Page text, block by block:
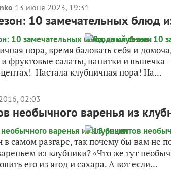
13 июня 2023, 19:31
10 замечательных блюд
пора, время баловать себя и
фруктовые салаты, напитки и
Настала клубничная пора! На...
02:03
необычного варенья из
в самом разгаре, так почему бы вам не
из клубники? «Что же тут
его из ягод и сахара. А вот если...